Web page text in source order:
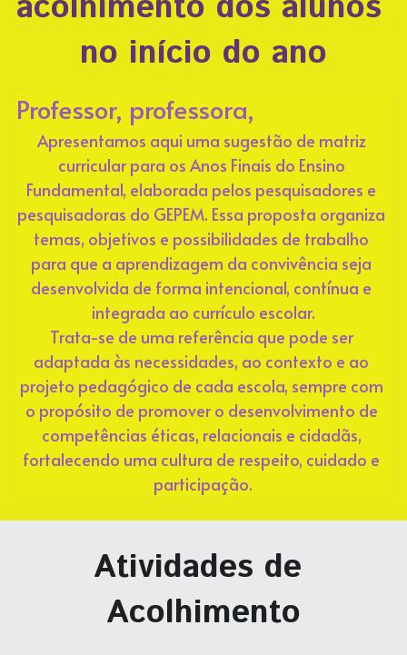
—ㅤㅤMais sobre a nossa história - Para assistir
ㅤㅤ—Nossas Bases
—ㅤㅤComissão de convivência e escolha do
tutor
—ㅤㅤEncontros de tutoria
ㅤ—ㅤEncontros regionais
ㅤㅤ—Encontros nacionais
—ㅤㅤComo fazer parte?
Album de Fotos
Convivência na Escola
Intervenções ao Bullying
Convivência na Escola Pública
Busca
no início do ano
Professor, professora,
Apresentamos aqui uma sugestão de matriz
curricular para os Anos Finais do Ensino
Fundamental, elaborada pelos pesquisadores e
pesquisadoras do GEPEM. Essa proposta organiza
temas, objetivos e possibilidades de trabalho
para que a aprendizagem da convivência seja
desenvolvida de forma intencional, contínua e
integrada ao currículo escolar.
Trata-se de uma referência que pode ser
adaptada às necessidades, ao contexto e ao
projeto pedagógico de cada escola, sempre com
o propósito de promover o desenvolvimento de
competências éticas, relacionais e cidadãs,
fortalecendo uma cultura de respeito, cuidado e
participação.
Atividades de
Acolhimento